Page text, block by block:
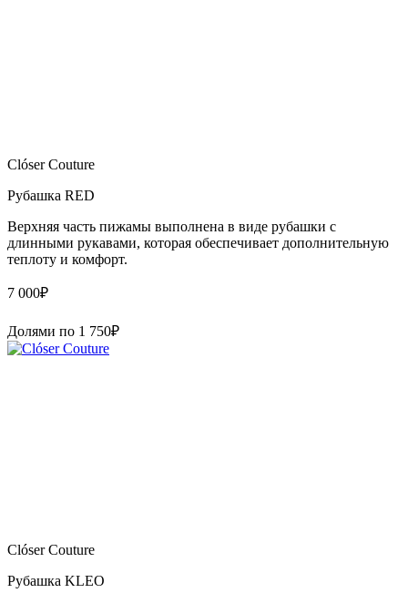
Clóser Couture
Рубашка RED
Верхняя часть пижамы выполнена в виде рубашки с
длинными рукавами, которая обеспечивает дополнительную
теплоту и комфорт.
7 000₽
Долями по 1 750₽
Clóser Couture
Рубашка KLEO